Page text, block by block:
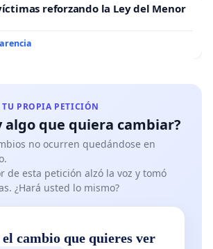
reforzando la Ley del Menor
PROPIA PETICIÓN
algo que quiera cambiar?
no ocurren quedándose en
de esta petición alzó la voz y tomó
¿Hará usted lo mismo?
cambio que quieres ver